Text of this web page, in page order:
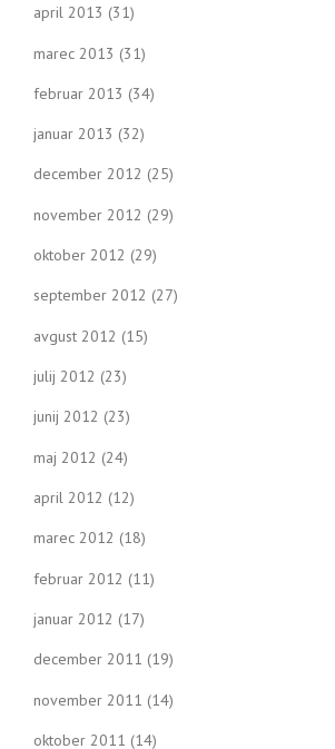
april 2013 (31)
marec 2013 (31)
februar 2013 (34)
januar 2013 (32)
december 2012 (25)
november 2012 (29)
oktober 2012 (29)
september 2012 (27)
avgust 2012 (15)
julij 2012 (23)
junij 2012 (23)
maj 2012 (24)
april 2012 (12)
marec 2012 (18)
februar 2012 (11)
januar 2012 (17)
december 2011 (19)
november 2011 (14)
oktober 2011 (14)